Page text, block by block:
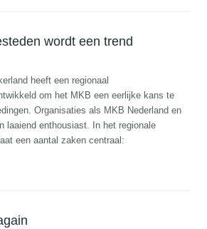
wordt een trend
heeft een regionaal
om het MKB een eerlijke kans te
Organisaties als MKB Nederland en
laaiend enthousiast. In het regionale
een aantal zaken centraal: